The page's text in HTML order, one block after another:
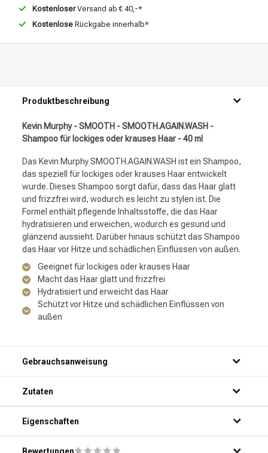
KostenloserVersand ab € 40,-*
Kostenlose Rückgabe innerhalb*
Produktbeschreibung
Kevin Murphy - SMOOTH - SMOOTH.AGAIN.WASH -
Shampoo für lockiges oder krauses Haar - 40 ml
Das Kevin Murphy SMOOTH.AGAIN.WASH ist ein Shampoo,
das speziell für lockiges oder krauses Haar entwickelt
wurde. Dieses Shampoo sorgt dafür, dass das Haar glatt
und frizzfrei wird, wodurch es leicht zu stylen ist. Die
Formel enthält pflegende Inhaltsstoffe, die das Haar
hydratisieren und erweichen, wodurch es gesund und
glänzend aussieht. Darüber hinaus schützt das Shampoo
das Haar vor Hitze und schädlichen Einflüssen von außen.
Geeignet für lockiges oder krauses Haar
Macht das Haar glatt und frizzfrei
Hydratisiert und erweicht das Haar
Schützt vor Hitze und schädlichen Einflüssen von
außen
Gebrauchsanweisung
Schritt 2: Drücke eine kleine Menge Shampoo in deine
Handfläche.
Schritt 3: Verteile das Shampoo gleichmäßig über dein Haar
Schritt 4: Lasse das Shampoo einige Minuten einwirken.
Zutaten
Eigenschaften
Bewertungen